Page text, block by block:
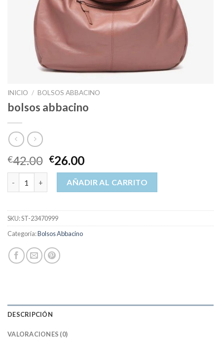
INICIO / BOLSOS ABBACINO
bolsos abbacino
€42.00 €26.00
bolsos abbacino cantidadAÑADIR AL CARRITO
SKU:ST-23470999
Categoría:Bolsos Abbacino
DESCRIPCIÓN
VALORACIONES (0)